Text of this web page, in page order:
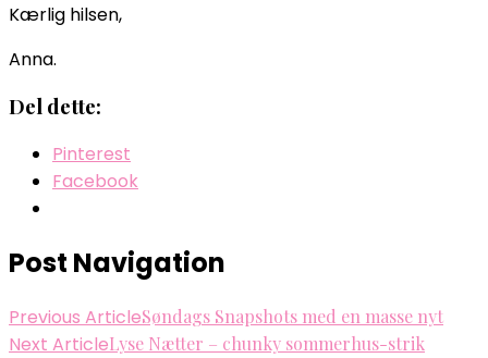
Kærlig hilsen,
Anna.
Del dette:
Pinterest
Facebook
Post Navigation
Previous ArticleSøndags Snapshots med en masse nyt
Next ArticleLyse Nætter – chunky sommerhus-strik